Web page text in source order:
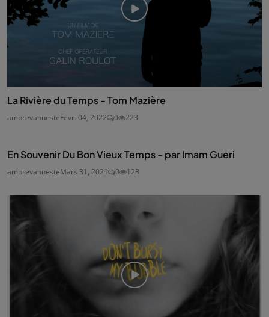
La Rivière du Temps - Tom Mazière
ambrevannesteFevr. 04, 2022 0 223
En Souvenir Du Bon Vieux Temps - par Imam Gueri
ambrevannesteMars 31, 2021 0 123